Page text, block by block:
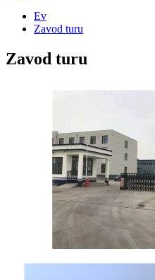
Ev
Zavod turu
Zavod turu